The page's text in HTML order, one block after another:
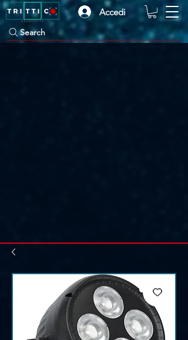
Accedi
Search